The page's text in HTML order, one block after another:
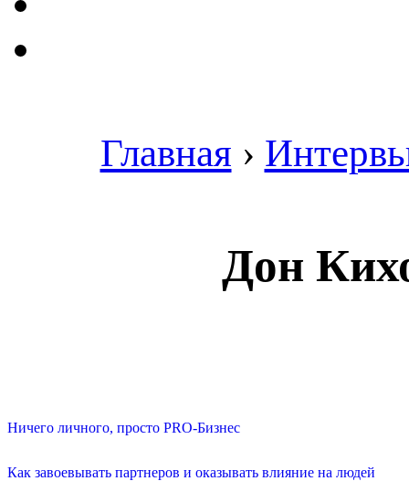
Главная ›
Дон
Ничего личного, просто PRO-Бизнес
Как завоевывать партнеров и оказывать влияние на людей